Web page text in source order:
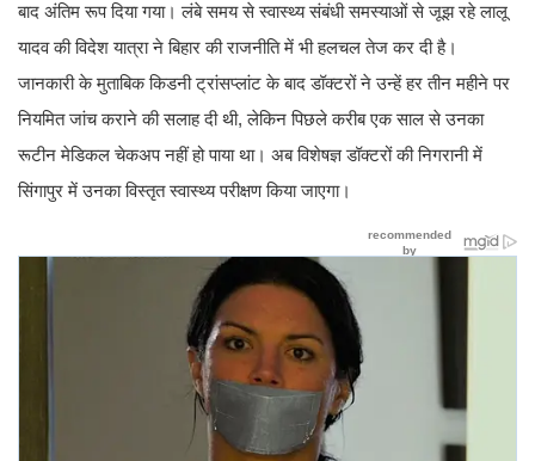
बाद अंतिम रूप दिया गया। लंबे समय से स्वास्थ्य संबंधी समस्याओं से जूझ रहे लालू
यादव की विदेश यात्रा ने बिहार की राजनीति में भी हलचल तेज कर दी है।
जानकारी के मुताबिक किडनी ट्रांसप्लांट के बाद डॉक्टरों ने उन्हें हर तीन महीने पर
नियमित जांच कराने की सलाह दी थी, लेकिन पिछले करीब एक साल से उनका
रूटीन मेडिकल चेकअप नहीं हो पाया था। अब विशेषज्ञ डॉक्टरों की निगरानी में
सिंगापुर में उनका विस्तृत स्वास्थ्य परीक्षण किया जाएगा।